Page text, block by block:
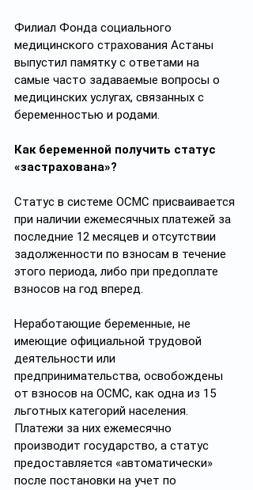
Филиал Фонда социального
медицинского страхования Астаны
выпустил памятку с ответами на
самые часто задаваемые вопросы о
медицинских услугах, связанных с
беременностью и родами.
Как беременной получить статус
«застрахована»?
Статус в системе ОСМС присваивается
при наличии ежемесячных платежей за
последние 12 месяцев и отсутствии
задолженности по взносам в течение
этого периода, либо при предоплате
взносов на год вперед.
Неработающие беременные, не
имеющие официальной трудовой
деятельности или
предпринимательства, освобождены
от взносов на ОСМС, как одна из 15
льготных категорий населения.
Платежи за них ежемесячно
производит государство, а статус
предоставляется «автоматически»
после постановки на учет по